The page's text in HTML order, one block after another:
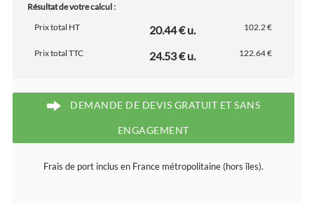
Résultat de votre calcul :
Prix total HT
20.44 € u. 102.2 €
Prix total TTC 24.53 € u. 122.64 €
DEMANDE DE DEVIS GRATUIT ET SANS
ENGAGEMENT
Frais de port inclus en France métropolitaine (hors îles).